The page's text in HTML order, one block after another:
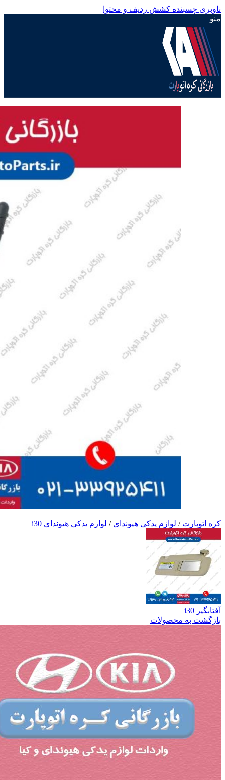
ناوبری چسبنده کشش ردیف و محتوا
منو
کره اتوپارت/ لوازم یدکی هیوندای/ لوازم یدکی هیوندای i30
آفتابگیر i30
بازگشت به محصولات